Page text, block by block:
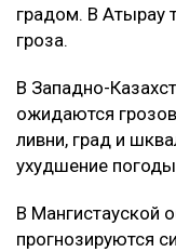
градом. В Атырау
гроза.
В Западно-
ожидаются
ливни, град и
ухудшение
В Мангистауской
прогнозируются